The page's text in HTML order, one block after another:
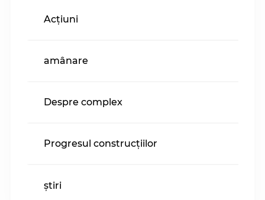
Acțiuni
amânare
Despre complex
Progresul construcțiilor
știri